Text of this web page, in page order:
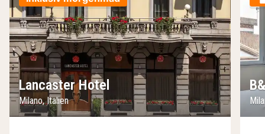
Lancaster Hotel
Milano, Italien